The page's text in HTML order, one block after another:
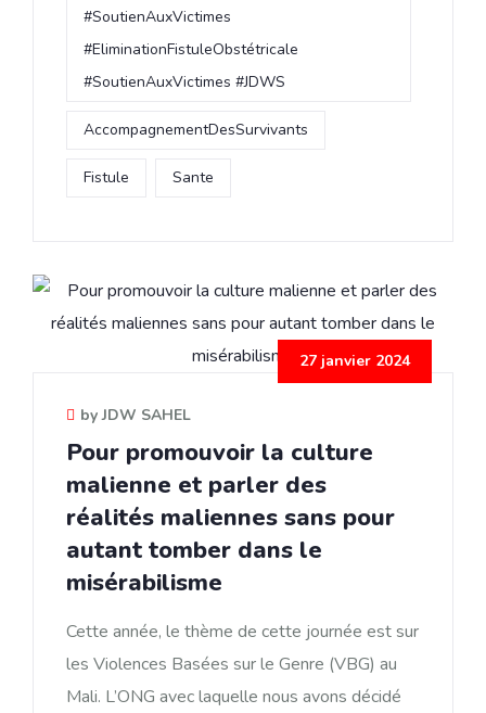
#SoutienAuxVictimes
#EliminationFistuleObstétricale
#SoutienAuxVictimes #JDWS
AccompagnementDesSurvivants
Fistule Sante
27 janvier 2024
by JDW SAHEL
Pour promouvoir la culture
malienne et parler des
réalités maliennes sans pour
autant tomber dans le
misérabilisme
Cette année, le thème de cette journée est sur
les Violences Basées sur le Genre (VBG) au
Mali. L’ONG avec laquelle nous avons décidé